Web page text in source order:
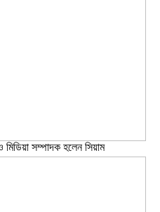
সম্পাদক হলেন সিয়াম